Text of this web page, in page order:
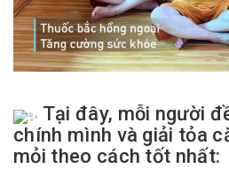
Tại đây, mỗi người
chính mình và giải tỏa
mỏi theo cách tốt nhất: